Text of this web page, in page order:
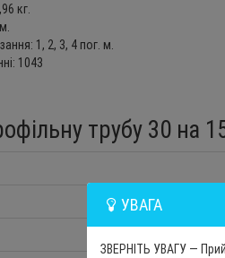
кг.
1, 2, 3, 4 пог. м.
1043
трубу 30 на
УВАГА
ЗВЕРНІТЬ УВАГУ —